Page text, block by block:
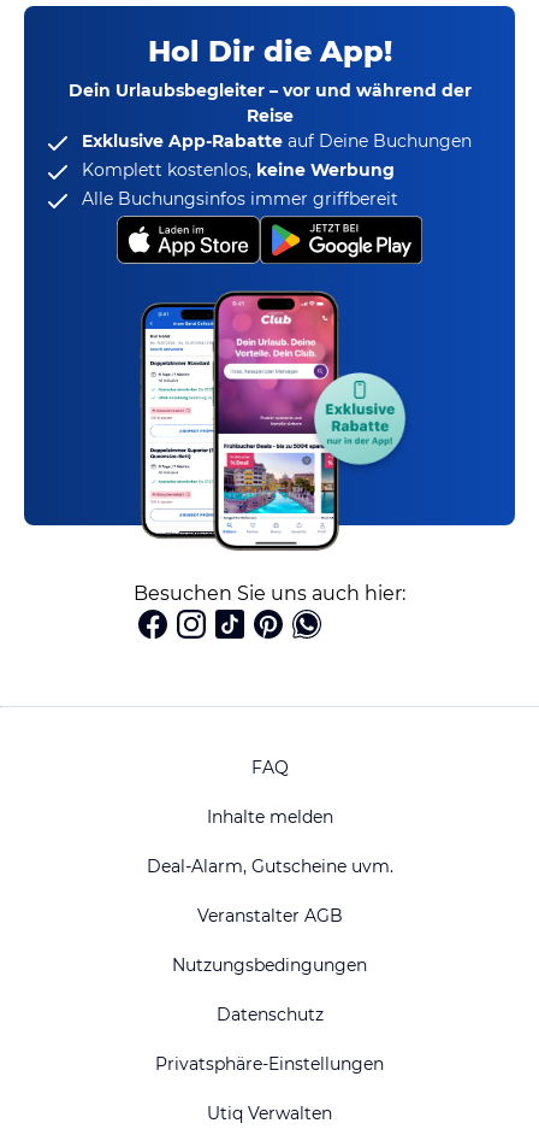
Hol Dir die App!
Dein Urlaubsbegleiter – vor und während der
Reise
Exklusive App-Rabatte auf Deine Buchungen
Komplett kostenlos, keine Werbung
Alle Buchungsinfos immer griffbereit
Besuchen Sie uns auch hier:
FAQ
Inhalte melden
Deal-Alarm, Gutscheine uvm.
Veranstalter AGB
Nutzungsbedingungen
Datenschutz
Privatsphäre-Einstellungen
Utiq Verwalten